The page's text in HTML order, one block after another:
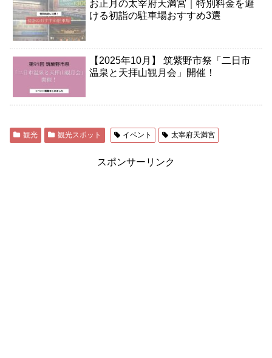
お正月の太宰府天満宮｜特別料金を避
ける初詣の駐車場おすすめ3選
【2025年10月】 筑紫野市祭「二日市
温泉と天拝山観月会」開催！
観光 観光スポット イベント 太宰府天満宮
スポンサーリンク